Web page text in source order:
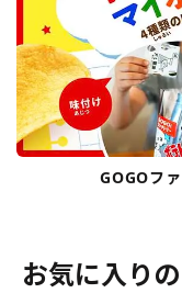
GOGOフ
お気に入りの